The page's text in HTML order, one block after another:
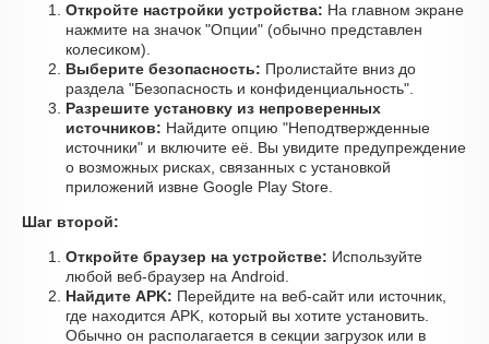
Откройте настройки устройства: На главном экране
нажмите на значок "Опции" (обычно представлен
колесиком).
Выберите безопасность: Пролистайте вниз до
раздела "Безопасность и конфиденциальность".
Разрешите установку из непроверенных
источников: Найдите опцию "Неподтвержденные
источники" и включите её. Вы увидите предупреждение
о возможных рисках, связанных с установкой
приложений извне Google Play Store.
Шаг второй:
Откройте браузер на устройстве: Используйте
любой веб-браузер на Android.
Найдите APK: Перейдите на веб-сайт или источник,
где находится APK, который вы хотите установить.
Обычно он располагается в секции загрузок или в